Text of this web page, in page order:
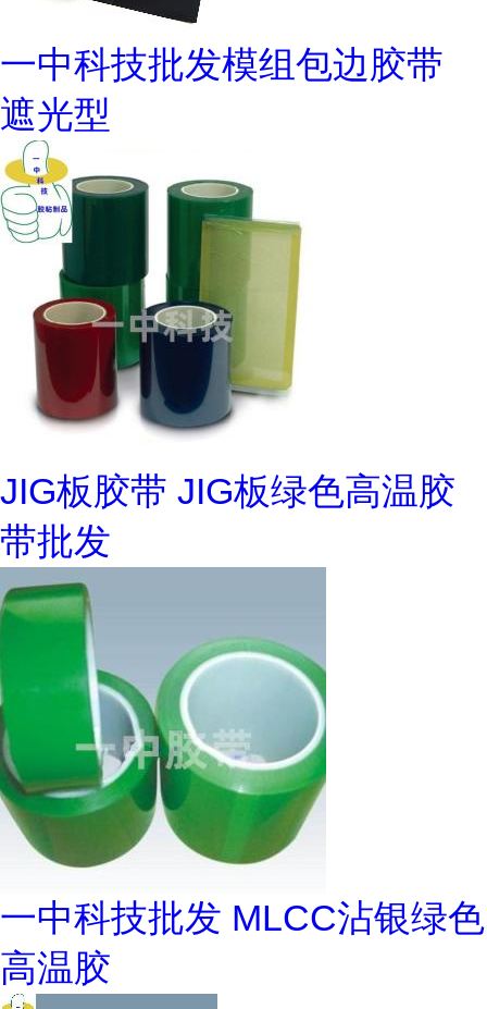
一中科技批发模组包边胶带
遮光型
JIG板胶带 JIG板绿色高温胶
带批发
一中科技批发 MLCC沾银绿色
高温胶